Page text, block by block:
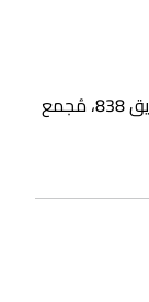
شقة 25، الدور الثاني، بناية 962، طريق 838، مُجمع